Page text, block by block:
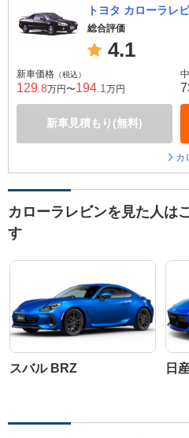
トヨタ カローラレ
総合評価
4.1
新車価格 （税込）
129 .8万円〜194 .1 万円
新車見積もり(無料)
カ
カローラレビンを見た人は
す
スバル BRZ 日